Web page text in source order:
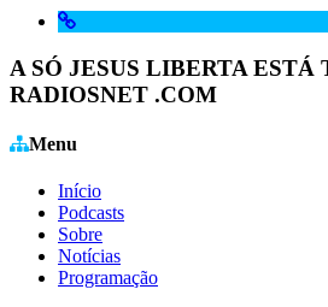
A SÓ JESUS LIBERTA ESTÁ
RADIOSNET .COM
Menu
Início
Podcasts
Sobre
Notícias
Programação